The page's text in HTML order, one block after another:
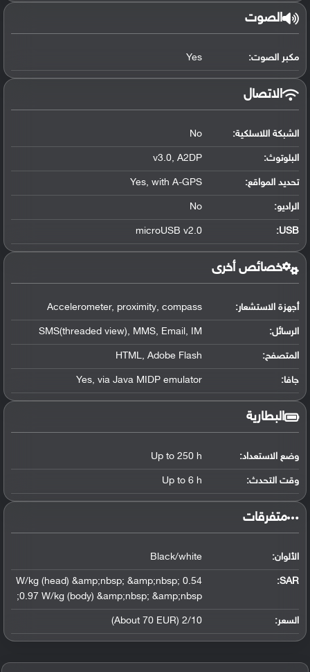
الصوت
مكبر الصوت: Yes
الاتصال
الشبكة اللاسلكية: No
البلوتوث:
v3.0, A2DP
تحديد المواقع:
Yes, with A-GPS
الراديو: No
USB
:
microUSB v2.0
خصائص أخرى
أجهزة الاستشعار: Accelerometer, proximity, compass
الرسائل: SMS(threaded view), MMS, Email, IM
المتصفح: HTML, Adobe Flash
جافا: Yes, via Java MIDP emulator
البطارية
وضع الاستعداد: Up to 250 h
وقت التحدث: Up to 6 h
‏متفرقات‏
الألوان: Black/white
SAR
:
0.54 W/kg (head) &amp;nbsp; &amp;nbsp;
0.97 W/kg (body) &amp;nbsp; &amp;nbsp;
السعر: 2/10 (About 70 EUR)